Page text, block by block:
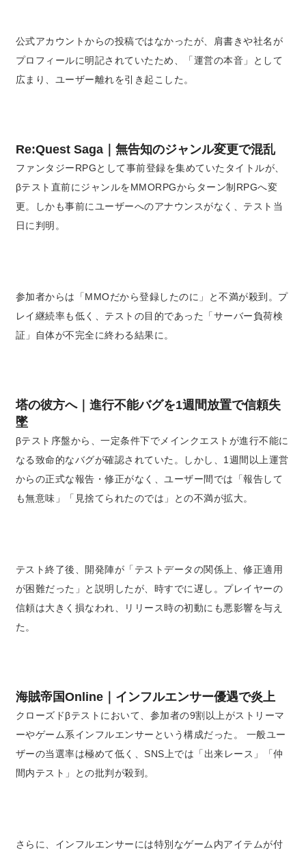
公式アカウントからの投稿ではなかったが、肩書きや社名が
プロフィールに明記されていたため、「運営の本音」として
広まり、ユーザー離れを引き起こした。
Re:Quest Saga｜無告知のジャンル変更で混乱
ファンタジーRPGとして事前登録を集めていたタイトルが、
βテスト直前にジャンルをMMORPGからターン制RPGへ変
更。しかも事前にユーザーへのアナウンスがなく、テスト当
日に判明。
参加者からは「MMOだから登録したのに」と不満が殺到。プ
レイ継続率も低く、テストの目的であった「サーバー負荷検
証」自体が不完全に終わる結果に。
塔の彼方へ｜進行不能バグを1週間放置で信頼失
墜
βテスト序盤から、一定条件下でメインクエストが進行不能に
なる致命的なバグが確認されていた。しかし、1週間以上運営
からの正式な報告・修正がなく、ユーザー間では「報告して
も無意味」「見捨てられたのでは」との不満が拡大。
テスト終了後、開発陣が「テストデータの関係上、修正適用
が困難だった」と説明したが、時すでに遅し。プレイヤーの
信頼は大きく損なわれ、リリース時の初動にも悪影響を与え
た。
海賊帝国Online｜インフルエンサー優遇で炎上
クローズドβテストにおいて、参加者の9割以上がストリーマ
ーやゲーム系インフルエンサーという構成だった。 一般ユー
ザーの当選率は極めて低く、SNS上では「出来レース」「仲
間内テスト」との批判が殺到。
さらに、インフルエンサーには特別なゲーム内アイテムが付